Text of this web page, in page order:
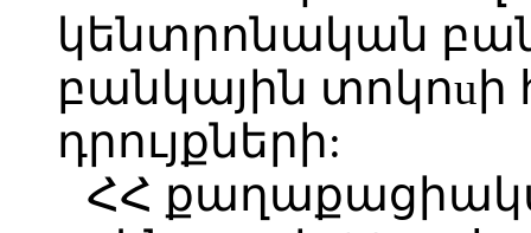
կենտրոնական
բանկային տոկոuի
դրույքների:
ՀՀ